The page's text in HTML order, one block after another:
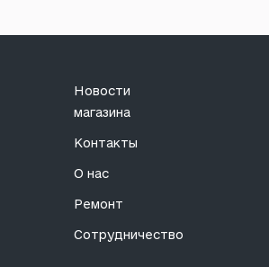
Новости
магазина
Контакты
О нас
Ремонт
Сотрудничество